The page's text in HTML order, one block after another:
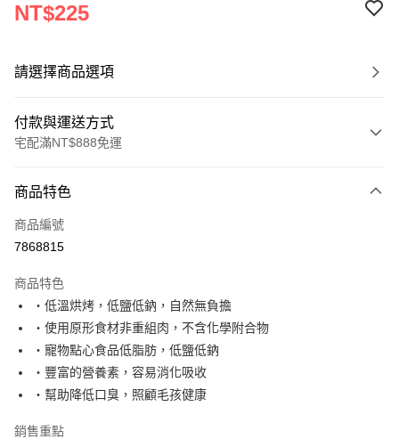
NT$225
請選擇商品選項
付款與運送方式
宅配滿NT$888免運
信用卡一次付款
LINE Pay
運送方式
宅配
每筆NT$100，滿NT$888(含以上)免運費
商品特色
商品編號
7868815
商品特色
・低溫烘烤，低鹽低鈉，自然無負擔
・使用原形食材非重組肉，不含化學附合物
・寵物點心食品低脂肪，低鹽低鈉
・豐富的營養素，容易消化吸收
・幫助降低口臭，照顧毛孩健康
銷售重點